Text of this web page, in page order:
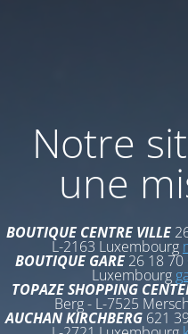
Notre
une
BOUTIQUE CENTRE VILLE
L-2163 Luxembourg
BOUTIQUE GARE 26 18 70
Luxembourg
TOPAZE SHOPPING
Berg - L-7525 Mersch
AUCHAN KIRCHBERG621